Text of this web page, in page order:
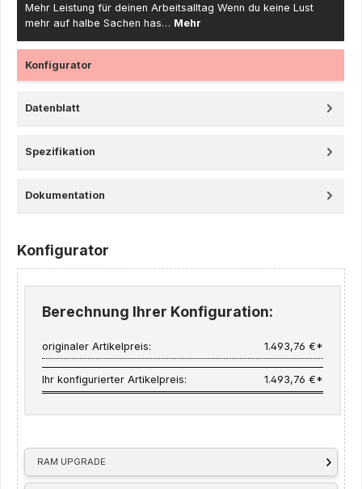
Mehr Leistung für deinen Arbeitsalltag Wenn du keine Lust
mehr auf halbe Sachen has… Mehr
Konfigurator
Datenblatt
Spezifikation
Dokumentation
Konfigurator
RAM UPGRADE
Berechnung Ihrer Konfiguration:
originaler Artikelpreis: 1.493,76 €*
Ihr konfigurierter Artikelpreis: 1.493,76 €*